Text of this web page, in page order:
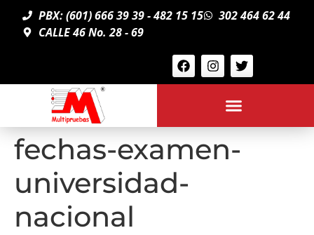
PBX: (601) 666 39 39 - 482 15 15
302 464 62 44
CALLE 46 No. 28 - 69
fechas-examen-
universidad-
nacional